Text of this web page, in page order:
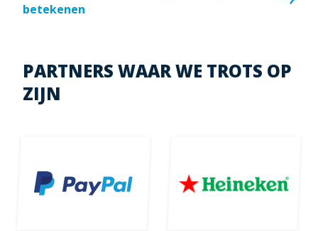
betekenen
PARTNERS WAAR WE TROTS OP
ZIJN